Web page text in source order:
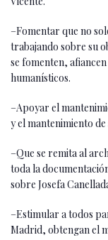
–Fomentar que no
trabajando sobre su
se fomenten,
humanísticos.
–Apoyar el
y el mantenimiento
–Que se remita al
toda la
sobre Josefa
–Estimular a todos
Madrid, obtengan el